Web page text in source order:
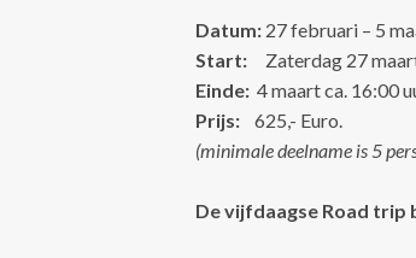
Datum: 27 februari – 5
Start: Zaterdag 27
Einde: 4 maart ca. 16:00
Prijs:
625,- Euro.
(minimale deelname is 5
De vijfdaagse Road trip